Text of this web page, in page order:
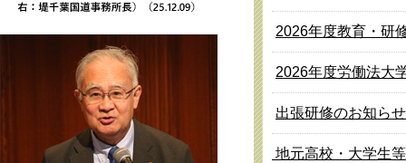
2026年度教育・研
2026年度労働法大
出張研修のお知らせ
地元高校・大学生